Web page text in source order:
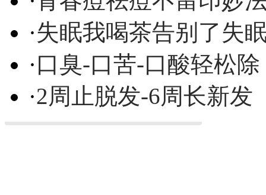
·失眠我喝茶告别了失
·口臭-口苦-口酸轻松除
·2周止脱发-6周长新发